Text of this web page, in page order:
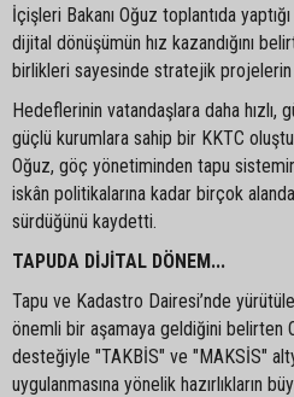
İçişleri Bakanı Oğuz toplantıda
dijital dönüşümün hız kazandığını
birlikleri sayesinde stratejik
Hedeflerinin vatandaşlara daha
güçlü kurumlara sahip bir KKTC
Oğuz, göç yönetiminden tapu
iskân politikalarına kadar birçok
sürdüğünü kaydetti.
TAPUDA DİJİTAL DÖNEM...
Tapu ve Kadastro Dairesi’nde
önemli bir aşamaya geldiğini belirten
desteğiyle "TAKBİS" ve "MAKSİS"
uygulanmasına yönelik hazırlıkların